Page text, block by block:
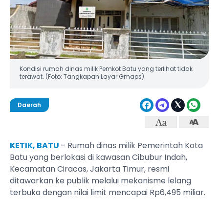
Kondisi rumah dinas milik Pemkot Batu yang terlihat tidak
terawat. (Foto: Tangkapan Layar Gmaps)
Daerah
KETIK, BATU – Rumah dinas milik Pemerintah Kota
Batu yang berlokasi di kawasan Cibubur Indah,
Kecamatan Ciracas, Jakarta Timur, resmi
ditawarkan ke publik melalui mekanisme lelang
terbuka dengan nilai limit mencapai Rp6,495 miliar.